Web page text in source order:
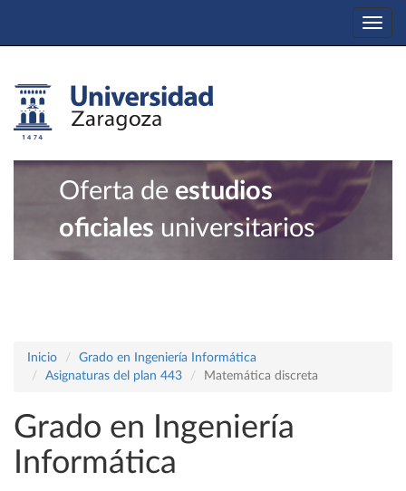
Oferta de estudios
oficiales universitarios
Inicio
Grado en Ingeniería Informática
Asignaturas del plan 443
Matemática discreta
Grado en Ingeniería
Informática